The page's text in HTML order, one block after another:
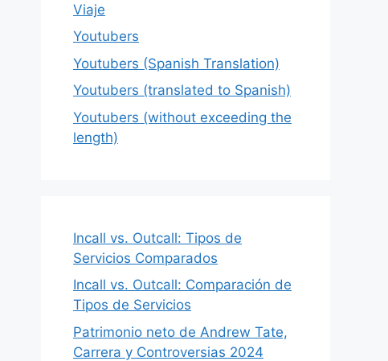
Viaje
Youtubers
Youtubers (Spanish Translation)
Youtubers (translated to Spanish)
Youtubers (without exceeding the
length)
Incall vs. Outcall: Tipos de
Servicios Comparados
Incall vs. Outcall: Comparación de
Tipos de Servicios
Patrimonio neto de Andrew Tate,
Carrera y Controversias 2024